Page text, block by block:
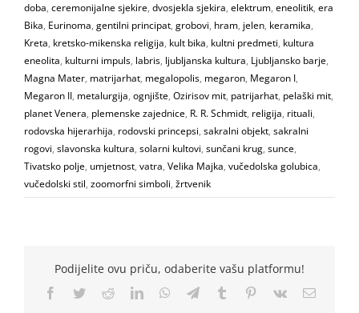
doba, ceremonijalne sjekire, dvosjekla sjekira, elektrum, eneolitik, era
Bika, Eurinoma, gentilni principat, grobovi, hram, jelen, keramika,
Kreta, kretsko-mikenska religija, kult bika, kultni predmeti, kultura
eneolita, kulturni impuls, labris, ljubljanska kultura, Ljubljansko barje,
Magna Mater, matrijarhat, megalopolis, megaron, Megaron I,
Megaron II, metalurgija, ognjište, Ozirisov mit, patrijarhat, pelaški mit,
planet Venera, plemenske zajednice, R. R. Schmidt, religija, rituali,
rodovska hijerarhija, rodovski princepsi, sakralni objekt, sakralni
rogovi, slavonska kultura, solarni kultovi, sunčani krug, sunce,
Tivatsko polje, umjetnost, vatra, Velika Majka, vučedolska golubica,
vučedolski stil, zoomorfni simboli, žrtvenik
Podijelite ovu priču, odaberite vašu platformu!
Facebook
TwitterRedditLinkedInWhatsApp
TelegramTumblr Pinterest
Vk Email